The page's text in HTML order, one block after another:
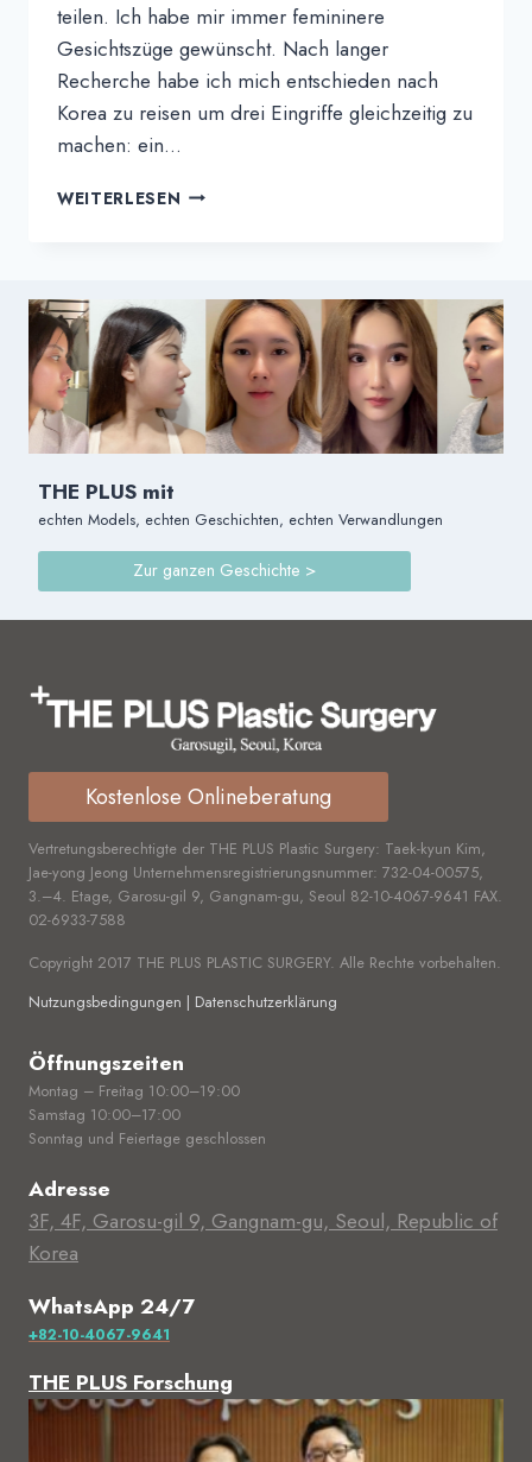
teilen. Ich habe mir immer femininere
Gesichtszüge gewünscht. Nach langer
Recherche habe ich mich entschieden nach
Korea zu reisen um drei Eingriffe gleichzeitig zu
machen: ein...
WEITERLESEN MILK'S
IN
KOREA:
STIRNLIFTING,
FETTTRANSFER,
ZYGOMAREDUKTION
THE PLUS mit
echten Models, echten Geschichten, echten Verwandlungen
Zur ganzen Geschichte >
Kostenlose Onlineberatung
Vertretungsberechtigte der THE PLUS Plastic Surgery: Taek-kyun Kim,
Jae-yong Jeong Unternehmensregistrierungsnummer: 732-04-00575,
3.–4. Etage, Garosu-gil 9, Gangnam-gu, Seoul 82-10-4067-9641 FAX.
02-6933-7588
Copyright 2017 THE PLUS PLASTIC SURGERY. Alle Rechte vorbehalten.
Nutzungsbedingungen | Datenschutzerklärung
Öffnungszeiten
Montag – Freitag 10:00–19:00
Samstag 10:00–17:00
Sonntag und Feiertage geschlossen
Adresse
3F, 4F, Garosu-gil 9, Gangnam-gu, Seoul, Republic of
Korea
WhatsApp 24/7
+82-10-4067-9641
THE PLUS Forschung